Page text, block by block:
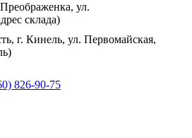
ул.
склада)
г. Кинель, ул. Первомайская,
826-90-75